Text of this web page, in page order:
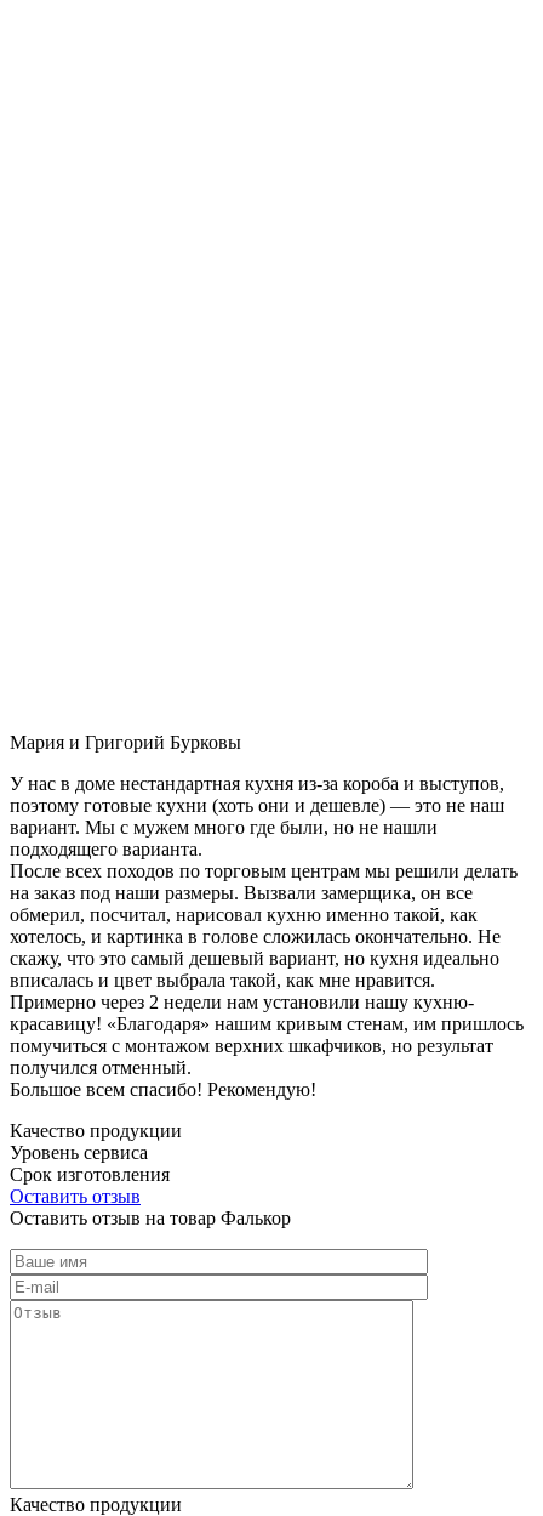
Мария и Григорий Бурковы
У нас в доме нестандартная кухня из-за короба и выступов,
поэтому готовые кухни (хоть они и дешевле) — это не наш
вариант. Мы с мужем много где были, но не нашли
подходящего варианта.
После всех походов по торговым центрам мы решили делать
на заказ под наши размеры. Вызвали замерщика, он все
обмерил, посчитал, нарисовал кухню именно такой, как
хотелось, и картинка в голове сложилась окончательно. Не
скажу, что это самый дешевый вариант, но кухня идеально
вписалась и цвет выбрала такой, как мне нравится.
Примерно через 2 недели нам установили нашу кухню-
красавицу! «Благодаря» нашим кривым стенам, им пришлось
помучиться с монтажом верхних шкафчиков, но результат
получился отменный.
Большое всем спасибо! Рекомендую!
Качество продукции
Уровень сервиса
Срок изготовления
Оставить отзыв
Оставить отзыв на товар Фалькор
Качество продукции